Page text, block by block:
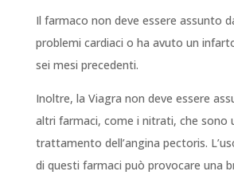
Il farmaco non deve essere assunto
problemi cardiaci o ha avuto un
sei mesi precedenti.
Inoltre, la Viagra non deve essere
altri farmaci, come i nitrati, che sono
trattamento dell’angina pectoris.
di questi farmaci può provocare una